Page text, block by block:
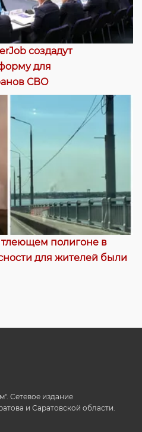
создадут
для
СВО
полигоне в
для жителей были
Сетевое издание
и Саратовской области.